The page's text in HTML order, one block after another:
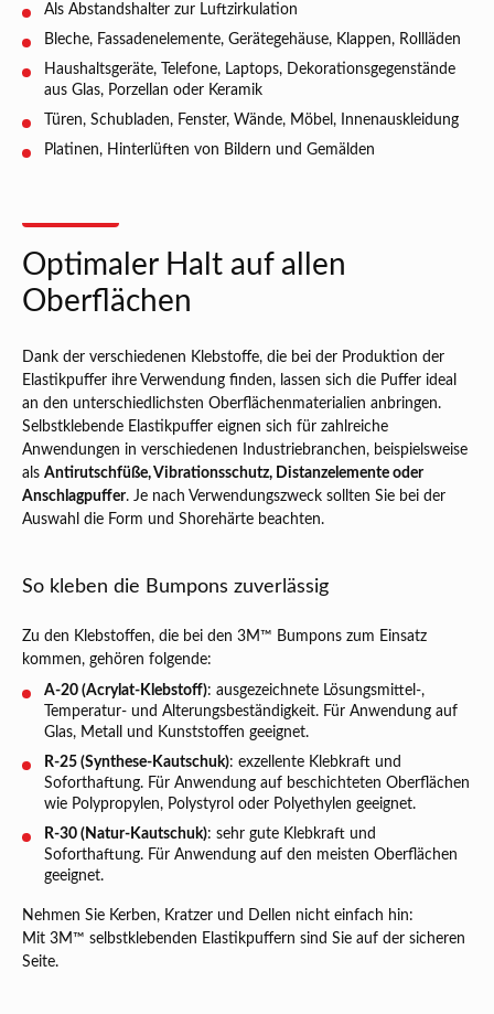
Als Abstandshalter zur Luftzirkulation
Bleche, Fassadenelemente, Gerätegehäuse, Klappen, Rollläden
Haushaltsgeräte, Telefone, Laptops, Dekorationsgegenstände
aus Glas, Porzellan oder Keramik
Türen, Schubladen, Fenster, Wände, Möbel, Innenauskleidung
Platinen, Hinterlüften von Bildern und Gemälden
Optimaler Halt auf allen
Oberflächen
Dank der verschiedenen Klebstoffe, die bei der Produktion der
Elastikpuffer ihre Verwendung finden, lassen sich die Puffer ideal
an den unterschiedlichsten Oberflächenmaterialien anbringen.
Selbstklebende Elastikpuffer eignen sich für zahlreiche
Anwendungen in verschiedenen Industriebranchen, beispielsweise
als Antirutschfüße, Vibrationsschutz, Distanzelemente oder
Anschlagpuffer. Je nach Verwendungszweck sollten Sie bei der
Auswahl die Form und Shorehärte beachten.
So kleben die Bumpons zuverlässig
Zu den Klebstoffen, die bei den 3M™ Bumpons zum Einsatz
kommen, gehören folgende:
A-20 (Acrylat-Klebstoff): ausgezeichnete Lösungsmittel-,
Temperatur- und Alterungsbeständigkeit. Für Anwendung auf
Glas, Metall und Kunststoffen geeignet.
R-25 (Synthese-Kautschuk): exzellente Klebkraft und
Soforthaftung. Für Anwendung auf beschichteten Oberflächen
wie Polypropylen, Polystyrol oder Polyethylen geeignet.
R-30 (Natur-Kautschuk): sehr gute Klebkraft und
Soforthaftung. Für Anwendung auf den meisten Oberflächen
geeignet.
Nehmen Sie Kerben, Kratzer und Dellen nicht einfach hin:
Mit 3M™ selbstklebenden Elastikpuffern sind Sie auf der sicheren
Seite.